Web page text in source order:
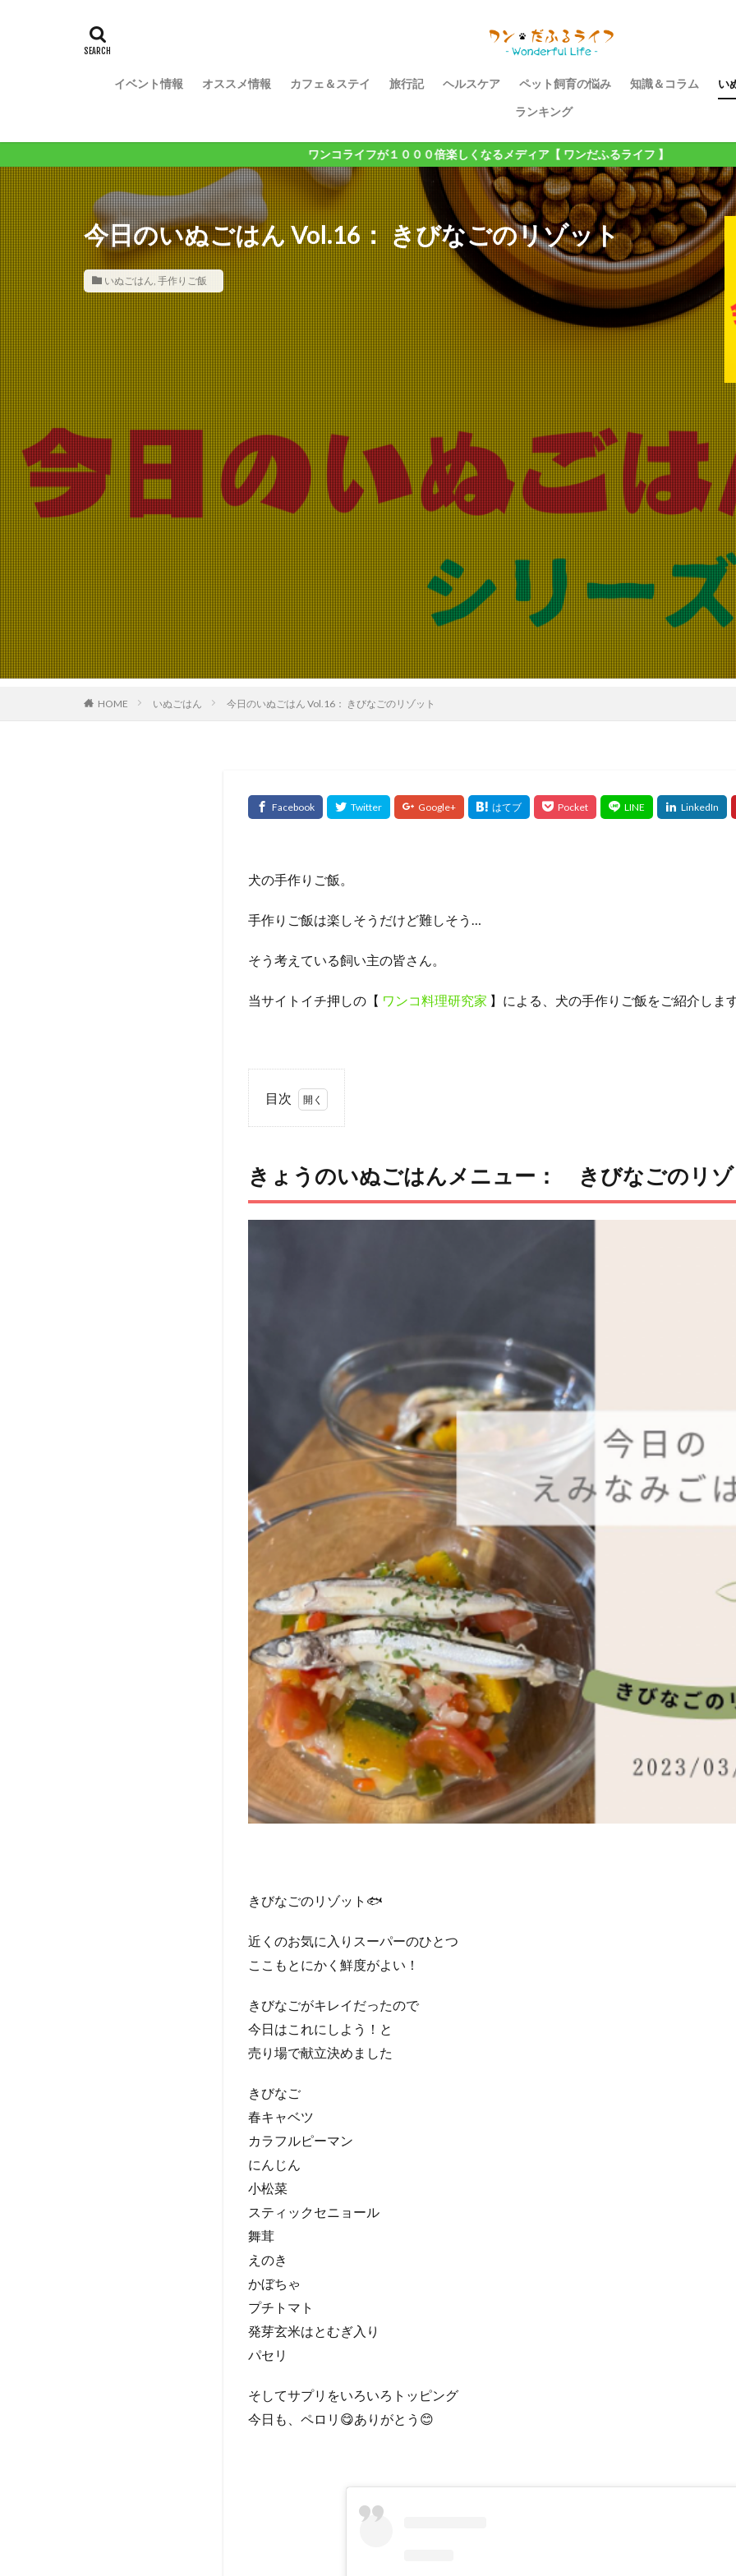
イベント情報 オススメ情報 カフェ＆ステイ 旅行記 ヘルスケア ペット飼育の悩み 知識＆コラム
い
ランキング
ワンコライフが１０００倍楽しくなるメディア【 ワンだふるライフ 】
今日のいぬごはん Vol.16： きびなごのリゾット
いぬごはん, 手作りご飯
HOME いぬごはん 今日のいぬごはん Vol.16： きびなごのリゾット
犬の手作りご飯。
手作りご飯は楽しそうだけど難しそう…
そう考えている飼い主の皆さん。
当サイトイチ押しの【 ワンコ料理研究家 】による、犬の手作りご飯をご紹介しま
目次
はんメ
きょうのいぬごはんメニュー： きびなごのリ
きびなごのリゾット🐟
近くのお気に入りスーパーのひとつ
ここもとにかく鮮度がよい！
きびなごがキレイだったので
今日はこれにしよう！と
売り場で献立決めました
きびなご
春キャベツ
カラフルピーマン
にんじん
小松菜
スティックセニョール
舞茸
えのき
かぼちゃ
プチトマト
発芽玄米はとむぎ入り
パセリ
そしてサプリをいろいろトッピング
今日も、ペロリ😋ありがとう😊